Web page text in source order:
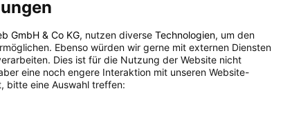
GmbH & Co KG, nutzen diverse Technologien, um den
Ebenso würden wir gerne mit externen Diensten
Dies ist für die Nutzung der Website nicht
eine noch engere Interaktion mit unseren Website-
bitte eine Auswahl treffen: